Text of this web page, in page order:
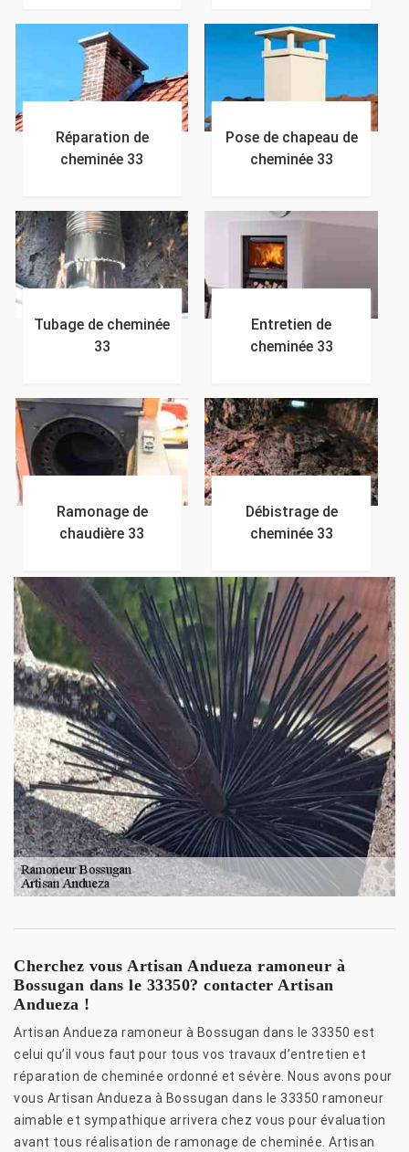
Réparation de
cheminée 33
Pose de chapeau de
cheminée 33
Tubage de cheminée
33
Entretien de
cheminée 33
Ramonage de
chaudière 33
Débistrage de
cheminée 33
Cherchez vous Artisan Andueza ramoneur à
Bossugan dans le 33350? contacter Artisan
Andueza !
Artisan Andueza ramoneur à Bossugan dans le 33350 est
celui qu’il vous faut pour tous vos travaux d’entretien et
réparation de cheminée ordonné et sévère. Nous avons pour
vous Artisan Andueza à Bossugan dans le 33350 ramoneur
aimable et sympathique arrivera chez vous pour évaluation
avant tous réalisation de ramonage de cheminée. Artisan